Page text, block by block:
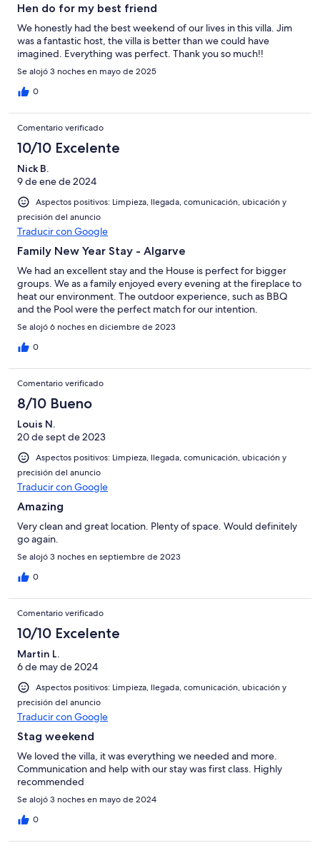
Hen do for my best friend
We honestly had the best weekend of our lives in this villa. Jim
was a fantastic host, the villa is better than we could have
imagined. Everything was perfect. Thank you so much!!
Se alojó 3 noches en mayo de 2025
0
Comentario verificado
10/10 Excelente
Nick B.
9 de ene de 2024
Aspectos positivos: Limpieza, llegada, comunicación, ubicación y
precisión del anuncio
Traducir con Google
Family New Year Stay - Algarve
We had an excellent stay and the House is perfect for bigger
groups. We as a family enjoyed every evening at the fireplace to
heat our environment. The outdoor experience, such as BBQ
and the Pool were the perfect match for our intention.
Se alojó 6 noches en diciembre de 2023
0
Comentario verificado
8/10 Bueno
Louis N.
20 de sept de 2023
Aspectos positivos: Limpieza, llegada, comunicación, ubicación y
precisión del anuncio
Traducir con Google
Amazing
Very clean and great location. Plenty of space. Would definitely
go again.
Se alojó 3 noches en septiembre de 2023
0
Comentario verificado
10/10 Excelente
Martin L.
6 de may de 2024
Aspectos positivos: Limpieza, llegada, comunicación, ubicación y
precisión del anuncio
Traducir con Google
Stag weekend
We loved the villa, it was everything we needed and more.
Communication and help with our stay was first class. Highly
recommended
Se alojó 3 noches en mayo de 2024
0